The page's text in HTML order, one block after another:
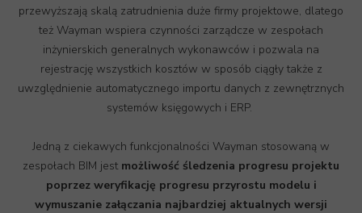
przewyższają skalą zatrudnienia duże firmy projektowe, dlatego
też Wayman wspiera czynności zarządcze w zespołach
inżynierskich generalnych wykonawców i pozwala na
rejestrację wszystkich kosztów w sposób ciągły także z
uwzględnienie automatycznego importu danych z zewnętrznych
systemów księgowych i ERP.
Jedną z ciekawych funkcjonalności Wayman stosowaną w
zespołach BIM jest możliwość śledzenia progresu projektu
poprzez weryfikację progresu przyrostu modelu i
wymuszanie załączania najbardziej aktualnych wersji